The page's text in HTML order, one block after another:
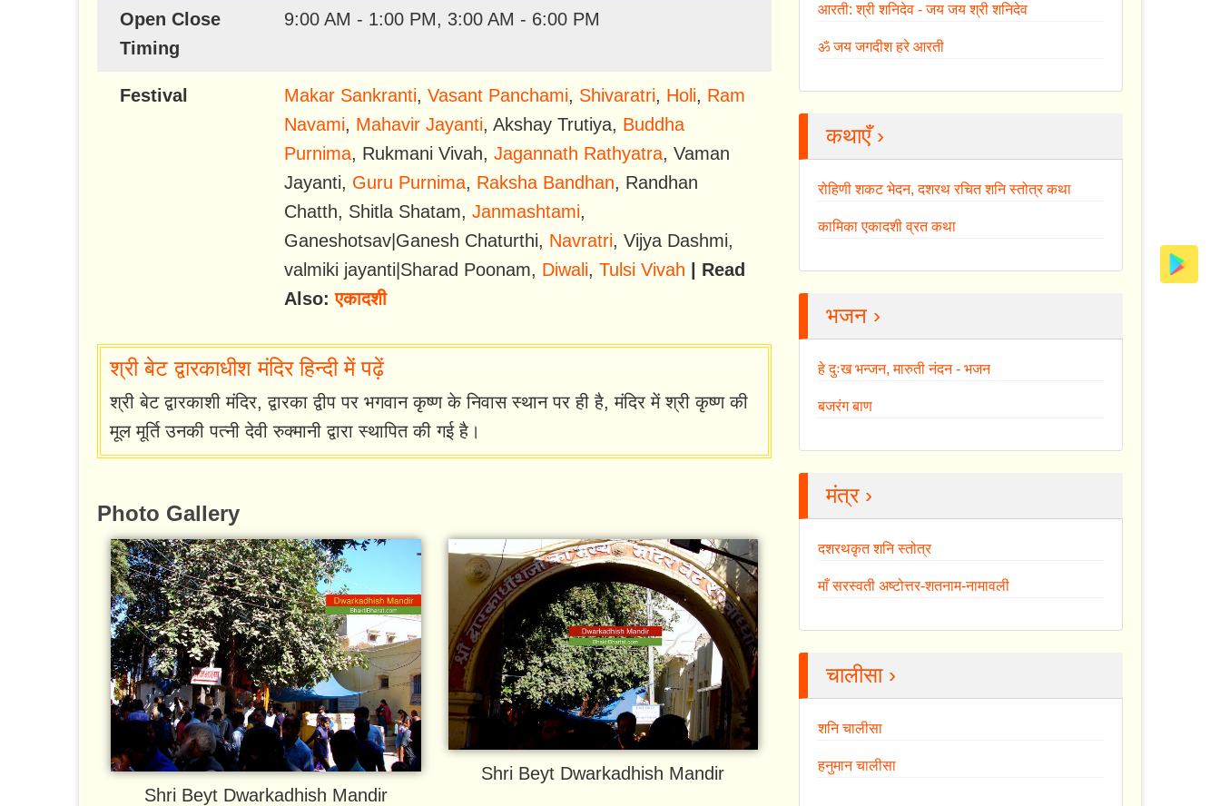
Open Close
Timing
9:00 AM - 1:00 PM, 3:00 AM - 6:00 PM
Festival Makar Sankranti, Vasant Panchami, Shivaratri, Holi, Ram
Navami, Mahavir Jayanti, Akshay Trutiya, Buddha
Purnima, Rukmani Vivah, Jagannath Rathyatra, Vaman
Jayanti, Guru Purnima, Raksha Bandhan, Randhan
Chatth, Shitla Shatam, Janmashtami,
Ganeshotsav|Ganesh Chaturthi, Navratri, Vijya Dashmi,
valmiki jayanti|Sharad Poonam, Diwali, Tulsi Vivah | Read
Also:एकादशी
श्री बेट द्वारकाधीश मंदिर हिन्दी में पढ़ें
श्री बेट द्वारकाशी मंदिर, द्वारका द्वीप पर भगवान कृष्ण के निवास स्थान पर ही है, मंदिर में श्री कृष्ण की
मूल मूर्ति उनकी पत्नी देवी रुक्मानी द्वारा स्थापित की गई है।
Photo Gallery
Shri Beyt Dwarkadhish Mandir
Shri Beyt Dwarkadhish Mandir
आरती: श्री शनिदेव - जय जय श्री शनिदेव
ॐ जय जगदीश हरे आरती
कथाएँ ›
रोहिणी शकट भेदन, दशरथ रचित शनि स्तोत्र कथा
कामिका एकादशी व्रत कथा
भजन ›
हे दुःख भन्जन, मारुती नंदन - भजन
बजरंग बाण
मंत्र ›
दशरथकृत शनि स्तोत्र
माँ सरस्वती अष्टोत्तर-शतनाम-नामावली
चालीसा ›
शनि चालीसा
हनुमान चालीसा